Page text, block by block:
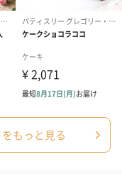
もっと見る